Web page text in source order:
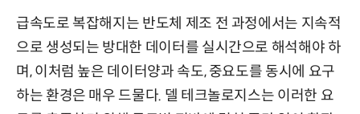
급속도로 복잡해지는 반도체 제조 전 과정에서는 지속적
으로 생성되는 방대한 데이터를 실시간으로 해석해야 하
며, 이처럼 높은 데이터양과 속도, 중요도를 동시에 요구
하는 환경은 매우 드물다. 델 테크놀로지스는 이러한 요